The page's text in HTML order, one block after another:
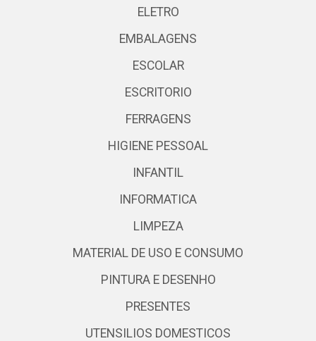
ELETRO
EMBALAGENS
ESCOLAR
ESCRITORIO
FERRAGENS
HIGIENE PESSOAL
INFANTIL
INFORMATICA
LIMPEZA
MATERIAL DE USO E CONSUMO
PINTURA E DESENHO
PRESENTES
UTENSILIOS DOMESTICOS